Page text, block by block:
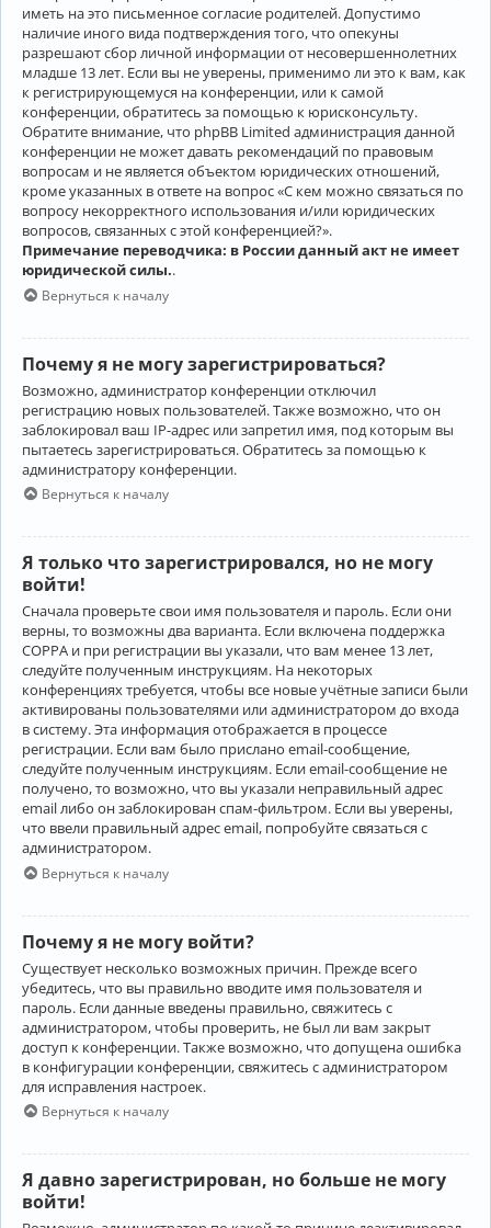
иметь на это письменное согласие родителей. Допустимо
наличие иного вида подтверждения того, что опекуны
разрешают сбор личной информации от несовершеннолетних
младше 13 лет. Если вы не уверены, применимо ли это к вам, как
к регистрирующемуся на конференции, или к самой
конференции, обратитесь за помощью к юрисконсульту.
Обратите внимание, что phpBB Limited администрация данной
конференции не может давать рекомендаций по правовым
вопросам и не является объектом юридических отношений,
кроме указанных в ответе на вопрос «С кем можно связаться по
вопросу некорректного использования и/или юридических
вопросов, связанных с этой конференцией?».
Примечание переводчика: в России данный акт не имеет
юридической силы..
Вернуться к началу
Почему я не могу зарегистрироваться?
Возможно, администратор конференции отключил
регистрацию новых пользователей. Также возможно, что он
заблокировал ваш IP-адрес или запретил имя, под которым вы
пытаетесь зарегистрироваться. Обратитесь за помощью к
администратору конференции.
Вернуться к началу
Я только что зарегистрировался, но не могу
войти!
Сначала проверьте свои имя пользователя и пароль. Если они
верны, то возможны два варианта. Если включена поддержка
COPPA и при регистрации вы указали, что вам менее 13 лет,
следуйте полученным инструкциям. На некоторых
конференциях требуется, чтобы все новые учётные записи были
активированы пользователями или администратором до входа
в систему. Эта информация отображается в процессе
регистрации. Если вам было прислано email-сообщение,
следуйте полученным инструкциям. Если email-сообщение не
получено, то возможно, что вы указали неправильный адрес
email либо он заблокирован спам-фильтром. Если вы уверены,
что ввели правильный адрес email, попробуйте связаться с
администратором.
Вернуться к началу
Почему я не могу войти?
Существует несколько возможных причин. Прежде всего
убедитесь, что вы правильно вводите имя пользователя и
пароль. Если данные введены правильно, свяжитесь с
администратором, чтобы проверить, не был ли вам закрыт
доступ к конференции. Также возможно, что допущена ошибка
в конфигурации конференции, свяжитесь с администратором
для исправления настроек.
Вернуться к началу
Я давно зарегистрирован, но больше не могу
войти!